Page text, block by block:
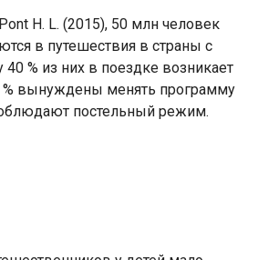
H. L. (2015), 50 млн человек
в путешествия в страны с
% из них в поездке возникает
% вынуждены менять программу
постельный режим.